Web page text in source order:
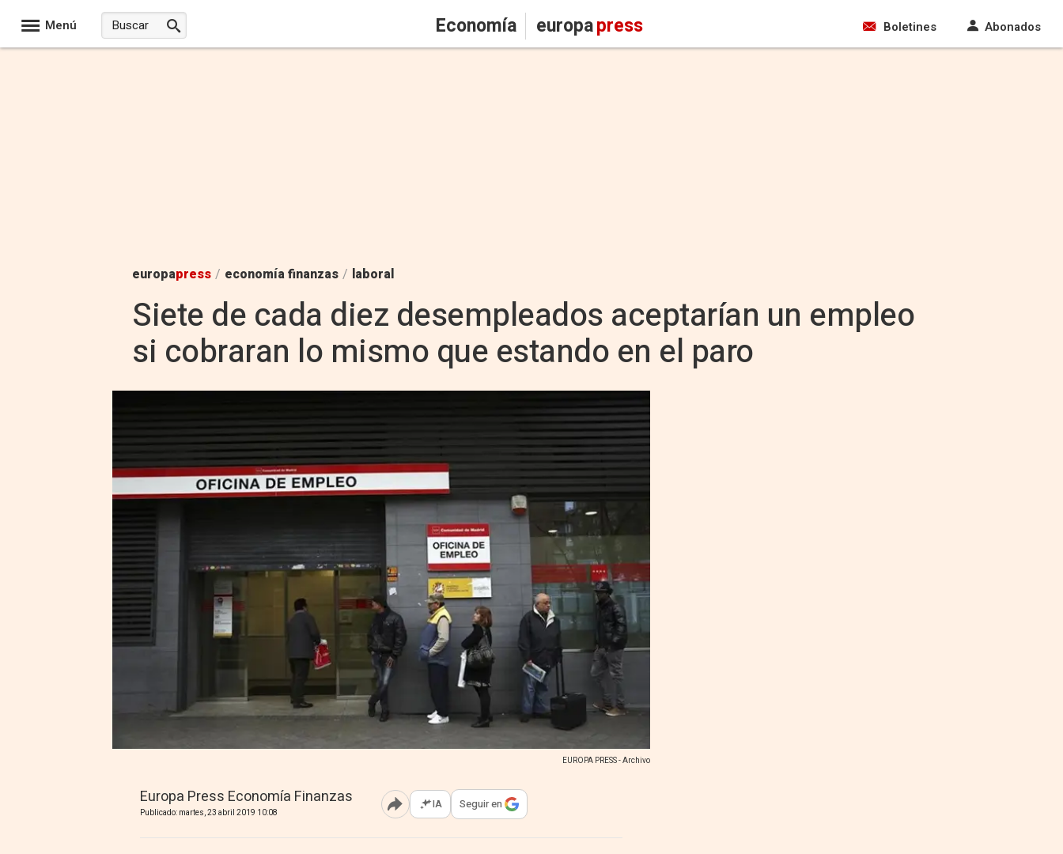
Menú Economía europapress Boletines Abonados
europapress / economía finanzas / laboral
Siete de cada diez desempleados aceptarían un empleo
si cobraran lo mismo que estando en el paro
EUROPA PRESS - Archivo
Europa Press Economía Finanzas
Publicado: martes, 23 abril 2019 10:08 Abrir opciones para compartir
IA Seguir en